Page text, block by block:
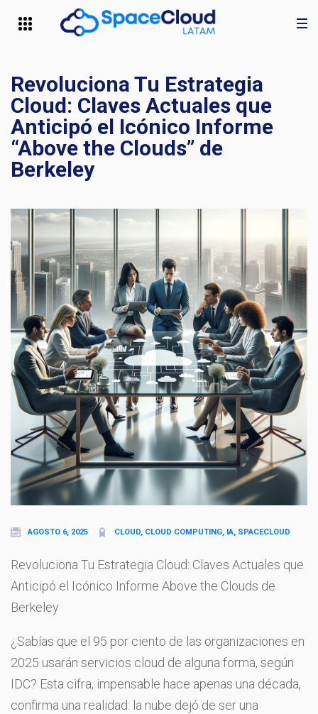
Revoluciona Tu Estrategia
Cloud: Claves Actuales que
Anticipó el Icónico Informe
“Above the Clouds” de
Berkeley
AGOSTO 6, 2025 CLOUD, CLOUD COMPUTING, IA, SPACECLOUD
Revoluciona Tu Estrategia Cloud: Claves Actuales que
Anticipó el Icónico Informe Above the Clouds de
Berkeley
¿Sabías que el 95 por ciento de las organizaciones en
2025 usarán servicios cloud de alguna forma, según
IDC? Esta cifra, impensable hace apenas una década,
confirma una realidad: la nube dejó de ser una